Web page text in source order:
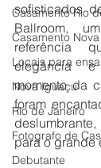
Casamento Rio
Casamento
Locais para
Nova Iguaçu
Rio de Janeiro
Fotografo de
Debutante
sofisticados
Ballroom,
referência
elegância
momento da
foram
para o grande